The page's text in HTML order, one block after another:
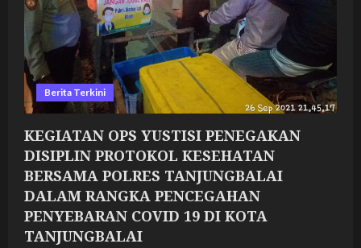
PENCEGAHAN
PENYEBARAN
COVID
19
KOTA
TANJUNGBALAI
Berita Terkini
KEGIATAN OPS YUSTISI PENEGAKAN
DISIPLIN PROTOKOL KESEHATAN
BERSAMA POLRES TANJUNGBALAI
DALAM RANGKA PENCEGAHAN
PENYEBARAN COVID 19 DI KOTA
TANJUNGBALAI